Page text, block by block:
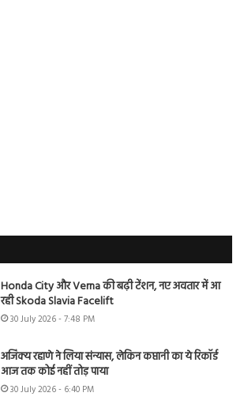
Honda City और Verna की बढ़ी टेंशन, नए अवतार में आ
रही Skoda Slavia Facelift
30 July 2026 - 7:48 PM
अजिंक्य रहाणे ने लिया संन्यास, लेकिन कप्तानी का ये रिकॉर्ड
आज तक कोई नहीं तोड़ पाया
30 July 2026 - 6:40 PM